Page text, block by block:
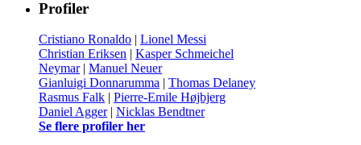
Profiler
Cristiano Ronaldo | Lionel Messi
Christian Eriksen | Kasper Schmeichel
Neymar| Manuel Neuer
Gianluigi Donnarumma | Thomas Delaney
Rasmus Falk | Pierre-Emile Højbjerg
Daniel Agger| Nicklas Bendtner
Se flere profiler her